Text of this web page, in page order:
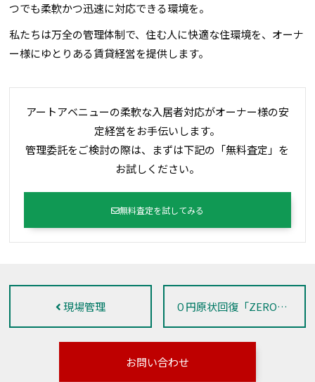
つでも柔軟かつ迅速に対応できる環境を。
私たちは万全の管理体制で、住む人に快適な住環境を、オーナ
ー様にゆとりある賃貸経営を提供します。
アートアベニューの柔軟な入居者対応がオーナー様の安
定経営をお手伝いします。
管理委託をご検討の際は、まずは下記の「無料査定」を
お試しください。
無料査定を試してみる
現場管理
お問い合わせ
０円原状回復「ZEROプラン」